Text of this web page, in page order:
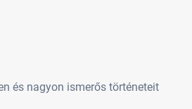
és nagyon ismerős történeteit